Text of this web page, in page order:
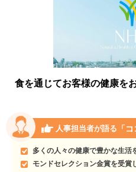
食を通じてお客様の健康を
人事担当者が語る 「
多くの人々の健康で豊かな生活
モンドセレクション金賞を受賞